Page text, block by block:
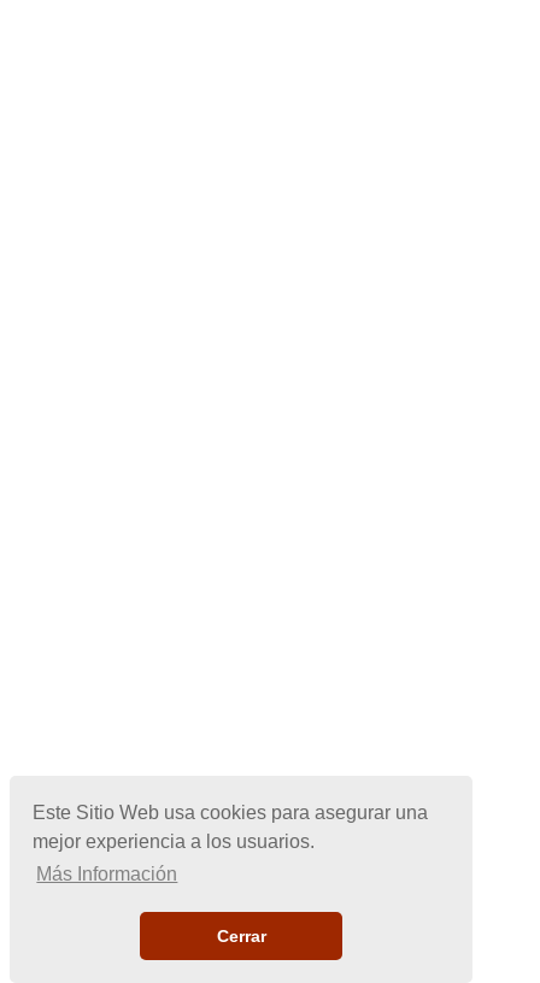
Este Sitio Web usa cookies para asegurar una
mejor experiencia a los usuarios.
Más Información
Cerrar